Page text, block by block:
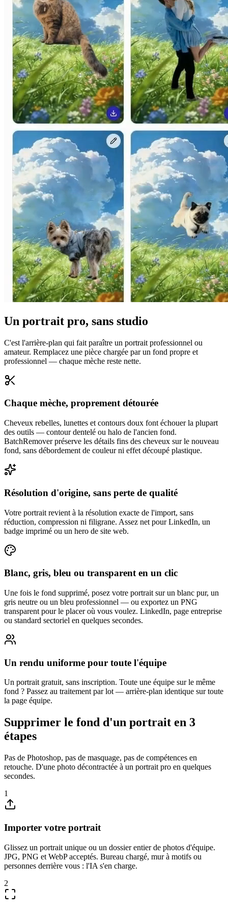
Un portrait pro, sans studio
C'est l'arrière-plan qui fait paraître un portrait professionnel ou
amateur. Remplacez une pièce chargée par un fond propre et
professionnel — chaque mèche reste nette.
Chaque mèche, proprement détourée
Cheveux rebelles, lunettes et contours doux font échouer la plupart
des outils — contour dentelé ou halo de l'ancien fond.
BatchRemover préserve les détails fins des cheveux sur le nouveau
fond, sans débordement de couleur ni effet découpé plastique.
Résolution d'origine, sans perte de qualité
Votre portrait revient à la résolution exacte de l'import, sans
réduction, compression ni filigrane. Assez net pour LinkedIn, un
badge imprimé ou un hero de site web.
Blanc, gris, bleu ou transparent en un clic
Une fois le fond supprimé, posez votre portrait sur un blanc pur, un
gris neutre ou un bleu professionnel — ou exportez un PNG
transparent pour le placer où vous voulez. LinkedIn, page entreprise
ou standard sectoriel en quelques secondes.
Un rendu uniforme pour toute l'équipe
Un portrait gratuit, sans inscription. Toute une équipe sur le même
fond ? Passez au traitement par lot — arrière-plan identique sur toute
la page équipe.
Supprimer le fond d'un portrait en 3
étapes
Pas de Photoshop, pas de masquage, pas de compétences en
retouche. D'une photo décontractée à un portrait pro en quelques
secondes.
1
Importer votre portrait
Glissez un portrait unique ou un dossier entier de photos d'équipe.
JPG, PNG et WebP acceptés. Bureau chargé, mur à motifs ou
personnes derrière vous : l'IA s'en charge.
2